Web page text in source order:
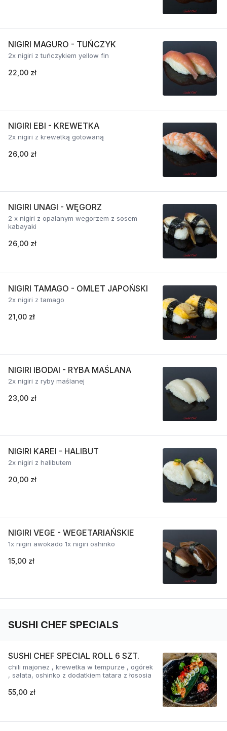
NIGIRI MAGURO - TUŃCZYK
2x nigiri z tuńczykiem yellow fin
22,00 zł
NIGIRI EBI - KREWETKA
2x nigiri z krewetką gotowaną
26,00 zł
NIGIRI UNAGI - WĘGORZ
2 x nigiri z opalanym wegorzem z sosem
kabayaki
26,00 zł
NIGIRI TAMAGO - OMLET JAPOŃSKI
2x nigiri z tamago
21,00 zł
NIGIRI IBODAI - RYBA MAŚLANA
2x nigiri z ryby maślanej
23,00 zł
NIGIRI KAREI - HALIBUT
2x nigiri z halibutem
20,00 zł
NIGIRI VEGE - WEGETARIAŃSKIE
1x nigiri awokado 1x nigiri oshinko
15,00 zł
SUSHI CHEF SPECIALS
SUSHI CHEF SPECIAL ROLL 6 SZT.
chili majonez , krewetka w tempurze , ogórek
, sałata, oshinko z dodatkiem tatara z łososia
55,00 zł